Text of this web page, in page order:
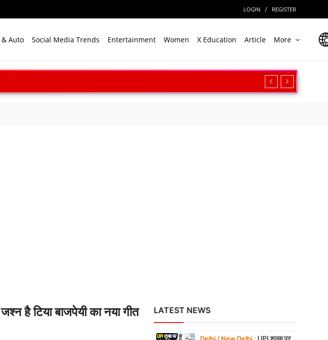
LOGIN / REGISTER
& Auto Social Media Trends Entertainment Women X Education Article More
है टिया बाजपेयी का नया गीत
LATEST NEWS
UPI शुल्क पर